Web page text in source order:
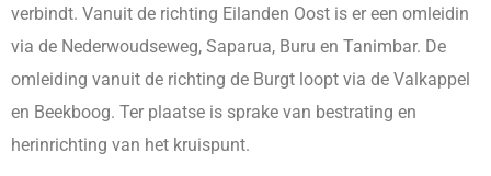
verbindt. Vanuit de richting Eilanden Oost is er een omleidin
via de Nederwoudseweg, Saparua, Buru en Tanimbar. De
omleiding vanuit de richting de Burgt loopt via de Valkappel
en Beekboog. Ter plaatse is sprake van bestrating en
herinrichting van het kruispunt.